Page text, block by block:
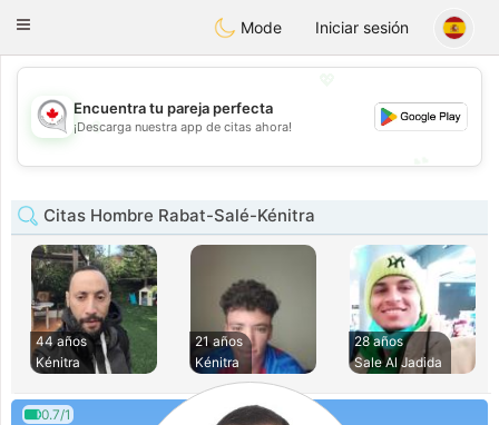
CANADIAN chat
Toggle
Mode Iniciar sesión
💖
💕
Encuentra tu pareja perfecta
¡Descarga nuestra app de citas ahora!
Citas Hombre Rabat-Salé-Kénitra
44 años
Kénitra
21 años
Kénitra
28 años
Sale Al Jadida
0.7/1